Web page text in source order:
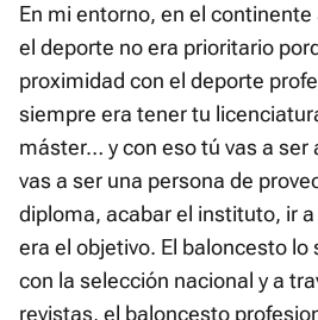
En mi entorno, en el
el deporte no era prioritario
proximidad con el deporte
siempre era tener tu
máster… y con eso tú vas a ser
vas a ser una persona de
diploma, acabar el instituto, ir
era el objetivo. El baloncesto
con la selección nacional y a
revistas, el baloncesto